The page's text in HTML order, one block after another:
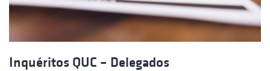
Inquéritos QUC – Delegados